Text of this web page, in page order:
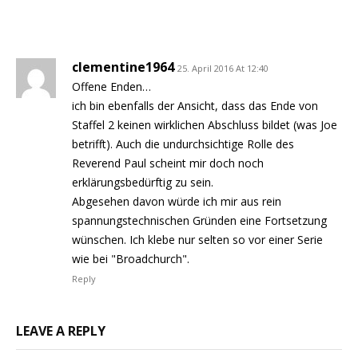
clementine1964 25. April 2016 At 12:40
Offene Enden…
ich bin ebenfalls der Ansicht, dass das Ende von
Staffel 2 keinen wirklichen Abschluss bildet (was Joe
betrifft). Auch die undurchsichtige Rolle des
Reverend Paul scheint mir doch noch
erklärungsbedürftig zu sein.
Abgesehen davon würde ich mir aus rein
spannungstechnischen Gründen eine Fortsetzung
wünschen. Ich klebe nur selten so vor einer Serie
wie bei "Broadchurch".
Reply
LEAVE A REPLY